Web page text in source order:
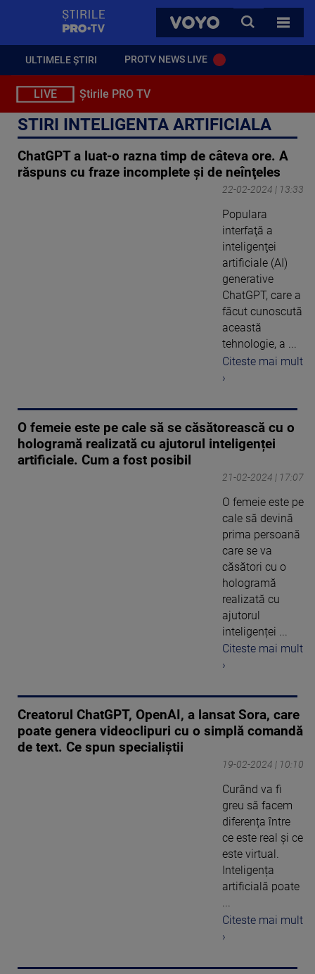
VOYO
CAUTA
TOATE
ULTIMELE ȘTIRI PROTV NEWS LIVE
LIVE Știrile PRO TV
STIRI INTELIGENTA ARTIFICIALA
ChatGPT a luat-o razna timp de câteva ore. A
răspuns cu fraze incomplete şi de neînţeles
22-02-2024 | 13:33
Populara
interfaţă a
inteligenţei
artificiale (AI)
generative
ChatGPT, care a
făcut cunoscută
această
tehnologie, a ...
Citeste mai mult
›
O femeie este pe cale să se căsătorească cu o
hologramă realizată cu ajutorul inteligenței
artificiale. Cum a fost posibil
21-02-2024 | 17:07
O femeie este pe
cale să devină
prima persoană
care se va
căsători cu o
hologramă
realizată cu
ajutorul
inteligenței ...
Citeste mai mult
›
Creatorul ChatGPT, OpenAI, a lansat Sora, care
poate genera videoclipuri cu o simplă comandă
de text. Ce spun specialiștii
19-02-2024 | 10:10
Curând va fi
greu să facem
diferența între
ce este real și ce
este virtual.
Inteligența
artificială poate
...
Citeste mai mult
›